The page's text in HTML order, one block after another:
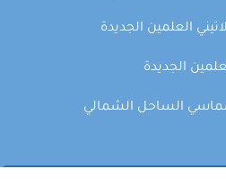
العلمين الجديدة
الجديدة
الساحل الشمالي